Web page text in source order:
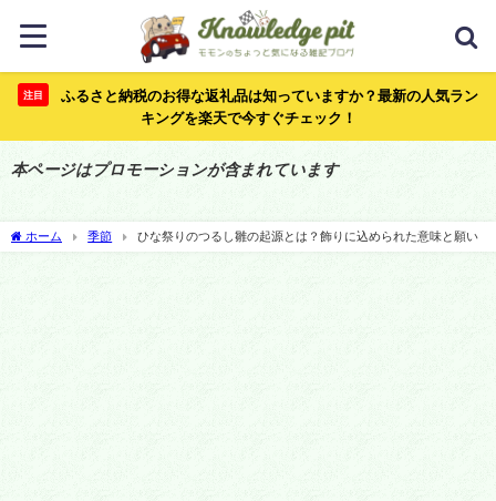
注目
ふるさと納税のお得な返礼品は知っていますか？最新の人気ラン
キングを楽天で今すぐチェック！
本ページはプロモーションが含まれています
ホーム 季節 ひな祭りのつるし雛の起源とは？飾りに込められた意味と願い